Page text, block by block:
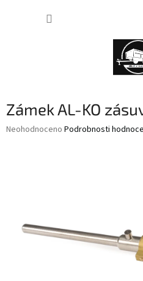
Zámek AL-KO
Průměrné
Neohodnoceno Podrobnosti